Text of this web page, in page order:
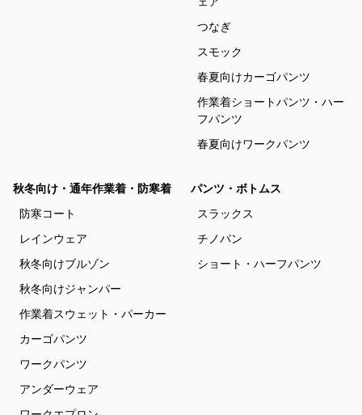
つなぎ
スモック
春夏向けカーゴパンツ
作業着ショートパンツ・ハー
フパンツ
春夏向けワークパンツ
秋冬向け・通年作業着・防寒着
防寒コート
レインウェア
秋冬向けブルゾン
秋冬向けジャンパー
作業着スウェット・パーカー
カーゴパンツ
ワークパンツ
アンダーウェア
パンツ・ボトムス
スラックス
チノパン
ショート・ハーフパンツ